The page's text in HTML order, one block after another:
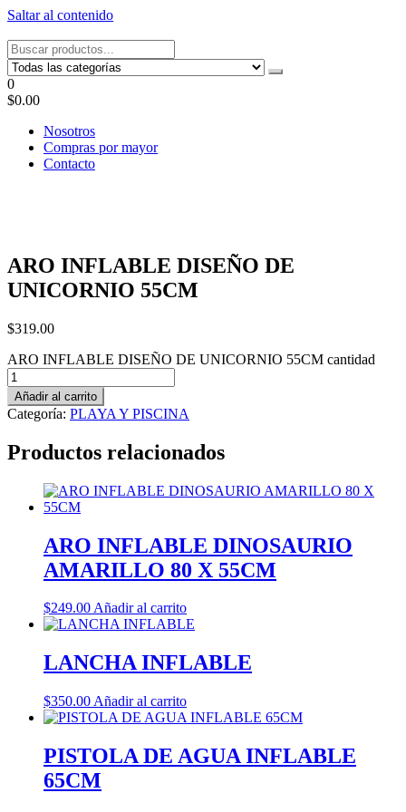
Saltar al contenido
Tel: 22087679 – Cel: 097 822122 – Joaquín Requena 2459
0
$0.00
Nosotros
Compras por mayor
Contacto
ARO INFLABLE DISEÑO DE
UNICORNIO 55CM
$319.00
ARO INFLABLE DISEÑO DE UNICORNIO 55CM cantidad
Añadir al carrito
Categoría: PLAYA Y PISCINA
Productos relacionados
ARO INFLABLE DINOSAURIO
AMARILLO 80 X 55CM
$249.00Añadir al carrito
LANCHA INFLABLE
$350.00 Añadir al carrito
PISTOLA DE AGUA INFLABLE
65CM